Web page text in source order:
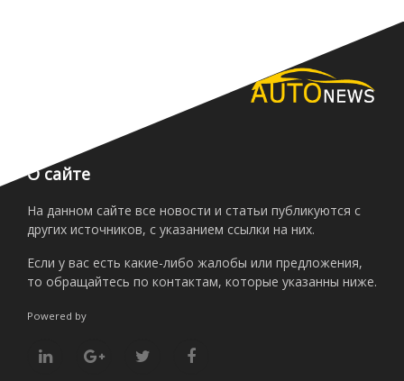
О сайте
На данном сайте все новости и статьи публикуются с
других источников, с указанием ссылки на них.
Если у вас есть какие-либо жалобы или предложения,
то обращайтесь по контактам, которые указанны ниже.
Powered by